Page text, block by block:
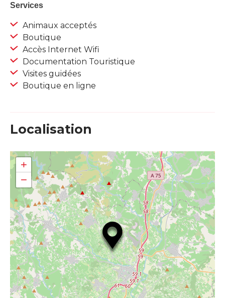
Services
Animaux acceptés
Boutique
Accès Internet Wifi
Documentation Touristique
Visites guidées
Boutique en ligne
Localisation
+
−